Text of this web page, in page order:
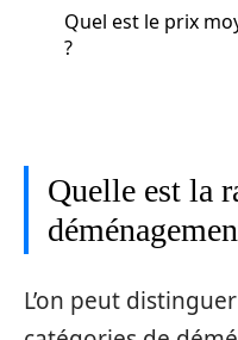
Quel est le prix
?
Quelle est la
L’on peut